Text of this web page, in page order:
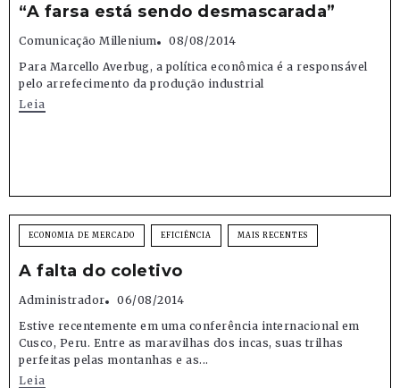
“A farsa está sendo desmascarada”
Comunicação Millenium
08/08/2014
Para Marcello Averbug, a política econômica é a responsável
pelo arrefecimento da produção industrial
Leia
ECONOMIA DE MERCADO EFICIÊNCIA MAIS RECENTES
A falta do coletivo
Administrador
06/08/2014
Estive recentemente em uma conferência internacional em
Cusco, Peru. Entre as maravilhas dos incas, suas trilhas
perfeitas pelas montanhas e as...
Leia